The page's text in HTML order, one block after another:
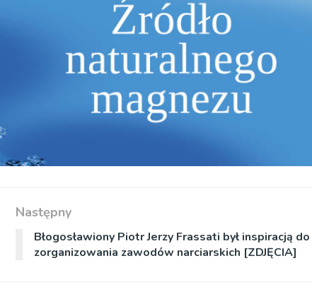
Następny
Błogosławiony Piotr Jerzy Frassati był inspiracją do
zorganizowania zawodów narciarskich [ZDJĘCIA]